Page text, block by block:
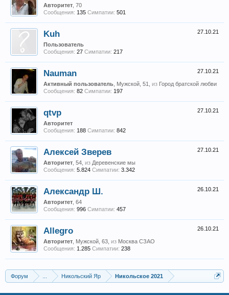
Авторитет , 70
Сообщения: 135 Симпатии: 501
27.10.21
Kuh
Пользователь
Сообщения: 27 Симпатии: 217
27.10.21
Nauman
Активный пользователь , Мужской, 51, из Город братской любви
Сообщения: 82 Симпатии: 197
27.10.21
qtvp
Авторитет
Сообщения: 188 Симпатии: 842
27.10.21
Алексей Зверев
Авторитет , 54, из Деревенские мы
Сообщения: 5.824 Симпатии: 3.342
26.10.21
Александр Ш.
Авторитет , 64
Сообщения: 996 Симпатии: 457
26.10.21
Allegro
Авторитет , Мужской, 63, из Москва СЗАО
Сообщения: 1.285 Симпатии: 238
Форум Никольский Яр Никольское 2021